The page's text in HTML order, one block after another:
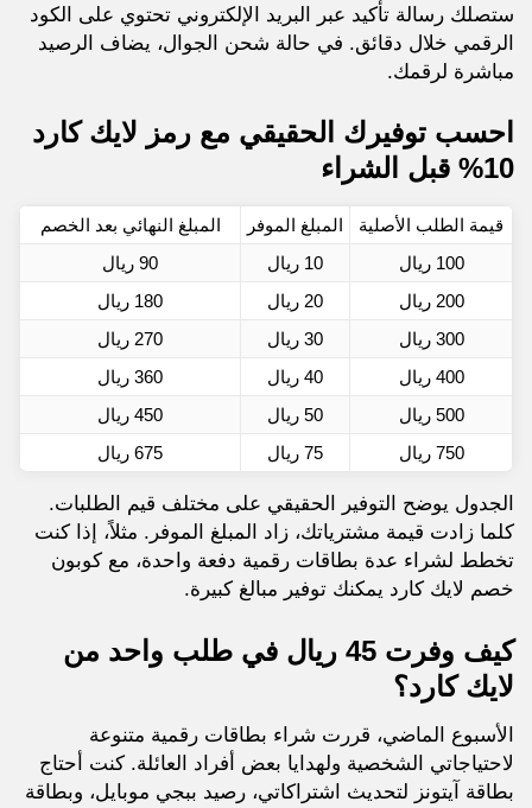
ستصلك رسالة تأكيد عبر البريد الإلكتروني تحتوي على الكود
الرقمي خلال دقائق. في حالة شحن الجوال، يضاف الرصيد
مباشرة لرقمك.
احسب توفيرك الحقيقي مع رمز لايك كارد
10% قبل الشراء
قيمة الطلب الأصلية المبلغ الموفر
المبلغ النهائي بعد الخصم
100 ريال
10 ريال
90 ريال
200 ريال
20 ريال
180 ريال
300 ريال
30 ريال
270 ريال
400 ريال
40 ريال
360 ريال
500 ريال
50 ريال
450 ريال
750 ريال
75 ريال 675 ريال
الجدول يوضح التوفير الحقيقي على مختلف قيم الطلبات.
كلما زادت قيمة مشترياتك، زاد المبلغ الموفر. مثلاً، إذا كنت
تخطط لشراء عدة بطاقات رقمية دفعة واحدة، مع كوبون
خصم لايك كارد يمكنك توفير مبالغ كبيرة.
كيف وفرت 45 ريال في طلب واحد من
لايك كارد؟
الأسبوع الماضي، قررت شراء بطاقات رقمية متنوعة
لاحتياجاتي الشخصية ولهدايا بعض أفراد العائلة. كنت أحتاج
بطاقة آيتونز لتحديث اشتراكاتي، رصيد ببجي موبايل، وبطاقة